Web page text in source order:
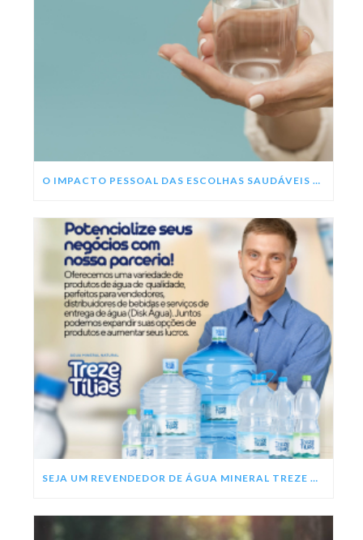
O IMPACTO PESSOAL DAS ESCOLHAS SAUDÁVEIS NESSE ANO
SEJA UM REVENDEDOR DE ÁGUA MINERAL TREZE TÍLIAS